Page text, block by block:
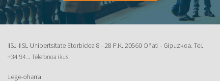
IISJ-IISL Unibertsitate Etorbidea 8 - 28 P.K. 20560 Oñati - Gipuzkoa. Tel.
+34 94... Telefonoa ikusi
Lege-oharra